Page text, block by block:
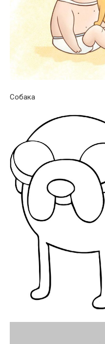
Собака